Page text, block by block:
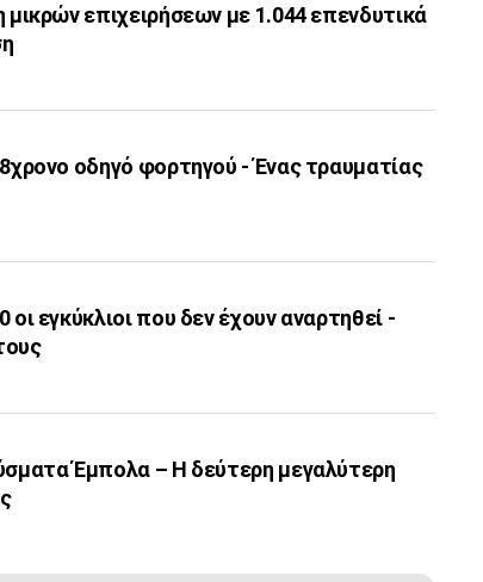
μικρών επιχειρήσεων με 1.044 επενδυτικά
οδηγό φορτηγού - Ένας τραυματίας
εγκύκλιοι που δεν έχουν αναρτηθεί -
Έμπολα – Η δεύτερη μεγαλύτερη